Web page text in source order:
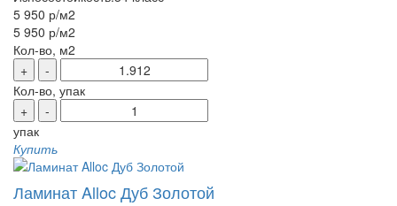
5 950 р/м2
5 950 р/м2
Кол-во, м2
+
-
Кол-во, упак
+
-
упак
Купить
Ламинат Alloc Дуб Золотой